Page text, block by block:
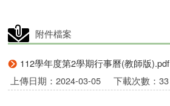
附件檔案
112學年度第2學期行事曆(教師版).pdf
上傳日期：2024-03-05
下載次數：33